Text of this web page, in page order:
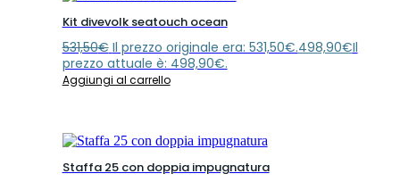
Kit divevolk seatouch ocean
531,50€ Il prezzo originale era: 531,50€.498,90€Il
prezzo attuale è: 498,90€.
Aggiungi al carrello
Staffa 25 con doppia impugnatura